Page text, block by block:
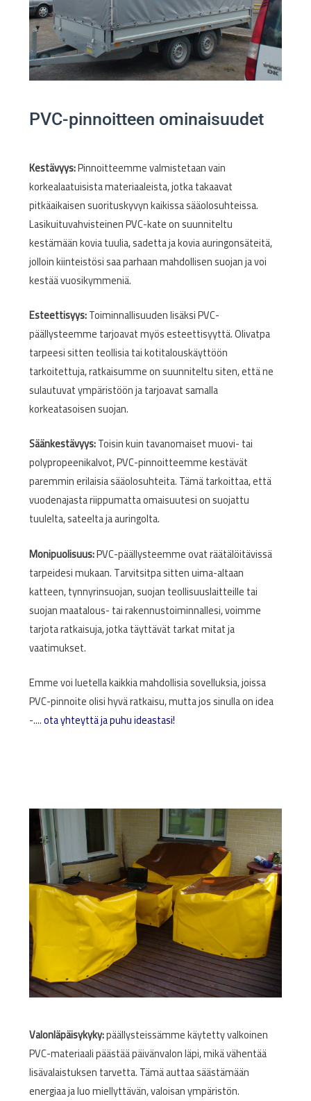
PVC-pinnoitteen ominaisuudet
Kestävyys:Pinnoitteemme valmistetaan vain
korkealaatuisista materiaaleista, jotka takaavat
pitkäaikaisen suorituskyvyn kaikissa sääolosuhteissa.
Lasikuituvahvisteinen PVC-kate on suunniteltu
kestämään kovia tuulia, sadetta ja kovia auringonsäteitä,
jolloin kiinteistösi saa parhaan mahdollisen suojan ja voi
kestää vuosikymmeniä.
Esteettisyys:Toiminnallisuuden lisäksi PVC-
päällysteemme tarjoavat myös esteettisyyttä. Olivatpa
tarpeesi sitten teollisia tai kotitalouskäyttöön
tarkoitettuja, ratkaisumme on suunniteltu siten, että ne
sulautuvat ympäristöön ja tarjoavat samalla
korkeatasoisen suojan.
Säänkestävyys:Toisin kuin tavanomaiset muovi- tai
polypropeenikalvot, PVC-pinnoitteemme kestävät
paremmin erilaisia sääolosuhteita. Tämä tarkoittaa, että
vuodenajasta riippumatta omaisuutesi on suojattu
tuulelta, sateelta ja auringolta.
Monipuolisuus:PVC-päällysteemme ovat räätälöitävissä
tarpeidesi mukaan. Tarvitsitpa sitten uima-altaan
katteen, tynnyrinsuojan, suojan teollisuuslaitteille tai
suojan maatalous- tai rakennustoiminnallesi, voimme
tarjota ratkaisuja, jotka täyttävät tarkat mitat ja
vaatimukset.
Emme voi luetella kaikkia mahdollisia sovelluksia, joissa
PVC-pinnoite olisi hyvä ratkaisu, mutta jos sinulla on idea
-....ota yhteyttä ja puhu ideastasi!
Valonläpäisykyky:päällysteissämme käytetty valkoinen
PVC-materiaali päästää päivänvalon läpi, mikä vähentää
lisävalaistuksen tarvetta. Tämä auttaa säästämään
energiaa ja luo miellyttävän, valoisan ympäristön.